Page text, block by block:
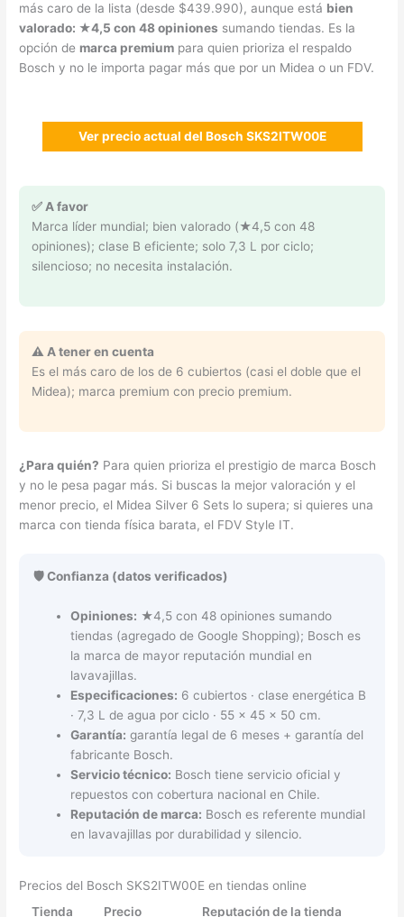
más caro de la lista (desde $439.990), aunque está bien
valorado: ★4,5 con 48 opiniones sumando tiendas. Es la
opción de marca premium para quien prioriza el respaldo
Bosch y no le importa pagar más que por un Midea o un FDV.
Ver precio actual del Bosch SKS2ITW00E
✅ A favor
Marca líder mundial; bien valorado (★4,5 con 48
opiniones); clase B eficiente; solo 7,3 L por ciclo;
silencioso; no necesita instalación.
⚠️ A tener en cuenta
Es el más caro de los de 6 cubiertos (casi el doble que el
Midea); marca premium con precio premium.
¿Para quién? Para quien prioriza el prestigio de marca Bosch
y no le pesa pagar más. Si buscas la mejor valoración y el
menor precio, el Midea Silver 6 Sets lo supera; si quieres una
marca con tienda física barata, el FDV Style IT.
🛡️ Confianza (datos verificados)
Opiniones: ★4,5 con 48 opiniones sumando
tiendas (agregado de Google Shopping); Bosch es
la marca de mayor reputación mundial en
lavavajillas.
Especificaciones: 6 cubiertos · clase energética B
· 7,3 L de agua por ciclo · 55 × 45 × 50 cm.
Garantía: garantía legal de 6 meses + garantía del
fabricante Bosch.
Servicio técnico: Bosch tiene servicio oficial y
repuestos con cobertura nacional en Chile.
Reputación de marca: Bosch es referente mundial
en lavavajillas por durabilidad y silencio.
Precios del Bosch SKS2ITW00E en tiendas online
Tienda
Precio Reputación de la tienda